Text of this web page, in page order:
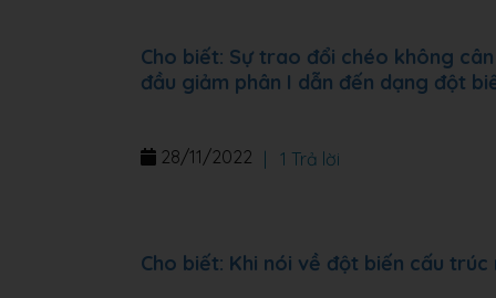
Cho biết: Sự trao đổi chéo không
đầu giảm phân I dẫn đến dạng đột
28/11/2022 1 Trả lời
Cho biết: Khi nói về đột biến cấu